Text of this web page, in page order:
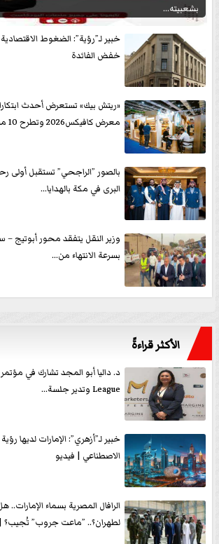
بشعبيته...
خبير لـ”رؤية”: الضغوط
خفض الفائدة
«ريتش بيك» تستعرض أحدث
معرض كافيكس2026 وتطرح 10 منتجات...
بالصور ”الراجحي” تستقبل أولى
البرى في مكة بالهدايا...
وزير النقل يتفقد محور أبوتيج
بسرعة الانتهاء من...
الأكثر قراءةً
League وتدير جلسة...
خبير لـ”أزهري”: الإمارات لديها
الاصطناعي | فيديو
الرافال المصرية بسماء الإمارات..
لطهران؟.. ”ماعت جروب” تُجيب؟